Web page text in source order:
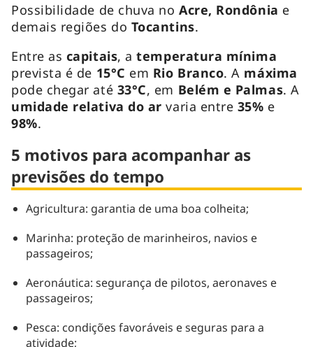
Possibilidade de chuva noAcre, Rondônia e
demais regiões do Tocantins.
Entre as capitais, atemperatura mínima
prevista é de 15°C em Rio Branco. A máxima
pode chegar até 33°C, em Belém e Palmas. A
umidade relativa do arvaria entre 35% e
98%.
5 motivos para acompanhar as
previsões do tempo
Agricultura: garantia de uma boa colheita;
Marinha: proteção de marinheiros, navios e
passageiros;
Aeronáutica: segurança de pilotos, aeronaves e
passageiros;
Pesca: condições favoráveis e seguras para a
atividade;